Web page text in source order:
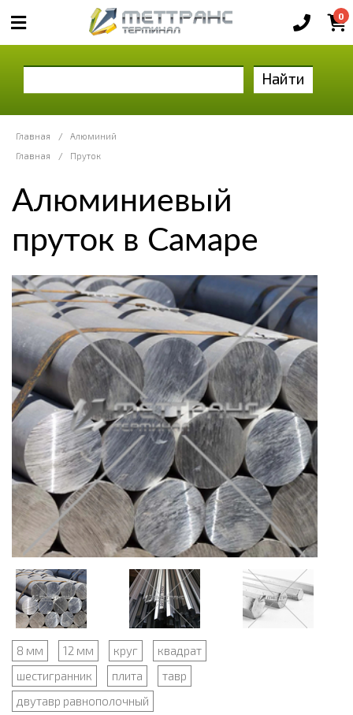
0
Найти
Главная /
Алюминий
Главная
/ Пруток
Алюминиевый
пруток в Самаре
8 мм 12 мм круг
квадрат
шестигранник
плита
тавр
двутавр равнополочный